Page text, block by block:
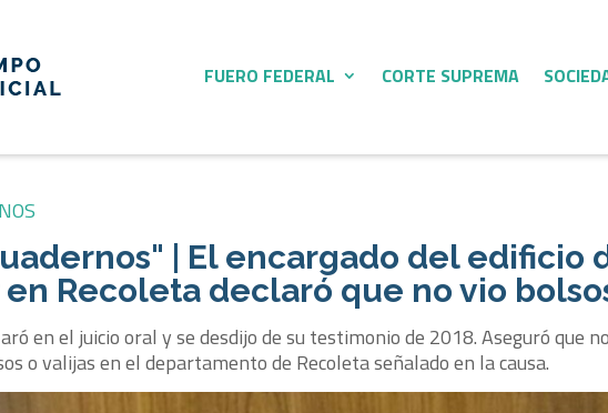
FUERO FEDERAL CORTE SUPREMA
| El encargado del edificio
Recoleta declaró que no vio
en el juicio oral y se desdijo de su testimonio de 2018. Aseguró que
o valijas en el departamento de Recoleta señalado en la causa.